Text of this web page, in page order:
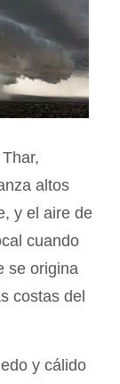
altos
y el aire de
cuando
se origina
costas del
y cálido